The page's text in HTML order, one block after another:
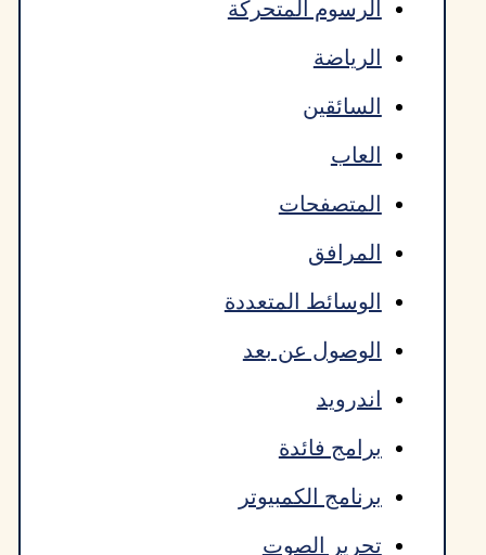
الرسوم المتحركة
السائقين
المتصفحات
المرافق
الوسائط المتعددة
الوصول عن بعد
برامج فائدة
برنامج الكمبيوتر
تحرير الصوت